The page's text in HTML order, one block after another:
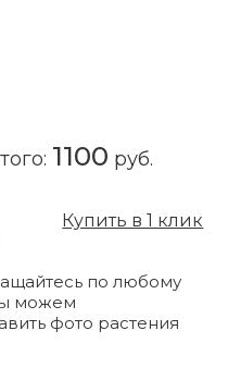
красный
белый
1100 руб.
Купить в 1 клик
по любому
можем
фото растения